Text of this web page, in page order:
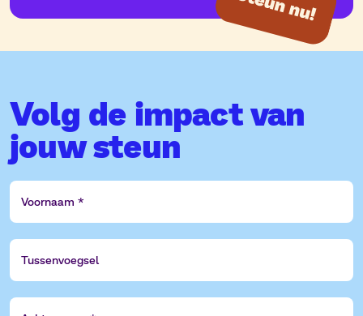
Volg de impact van
jouw steun
Voornaam
Tussenvoegsel
Achternaam